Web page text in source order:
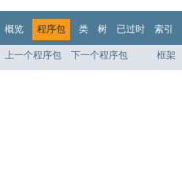
概览 程序包 类 树 已过时 索引
上一个程序包 下一个程序包 框架